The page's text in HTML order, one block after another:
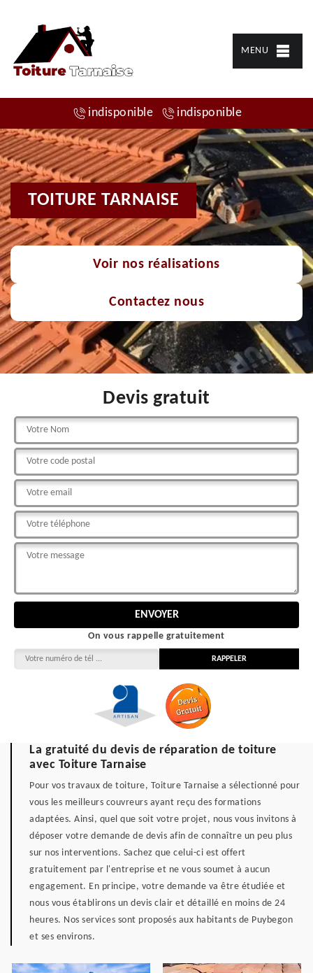
MENU
indisponible indisponible
TOITURE TARNAISE
Voir nos réalisations
Contactez nous
Devis gratuit
On vous rappelle gratuitement
La gratuité du devis de réparation de toiture
avec Toiture Tarnaise
Pour vos travaux de toiture, Toiture Tarnaise a sélectionné pour
vous les meilleurs couvreurs ayant reçu des formations
adaptées. Ainsi, quel que soit votre projet, nous vous invitons à
déposer votre demande de devis afin de connaître un peu plus
sur nos interventions. Sachez que celui-ci est offert
gratuitement par l'entreprise et ne vous soumet à aucun
engagement. En principe, votre demande va être étudiée et
nous vous établirons un devis clair et détaillé en moins de 24
heures. Nos services sont proposés aux habitants de Puybegon
et ses environs.